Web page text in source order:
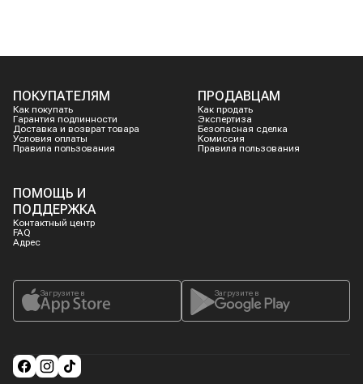
ПОКУПАТЕЛЯМ
Как покупать
Гарантия подлинности
Доставка и возврат товара
Условия оплаты
Правила пользования
ПРОДАВЦАМ
Как продать
Экспертиза
Безопасная сделка
Комиссия
Правила пользования
ПОМОЩЬ И
ПОДДЕРЖКА
Контактный центр
FAQ
Адрес
Загрузите в Загрузите в